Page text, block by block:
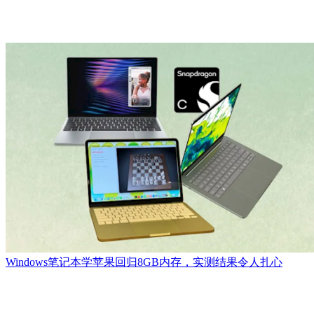
Windows笔记本学苹果回归8GB内存，实测结果令人扎心